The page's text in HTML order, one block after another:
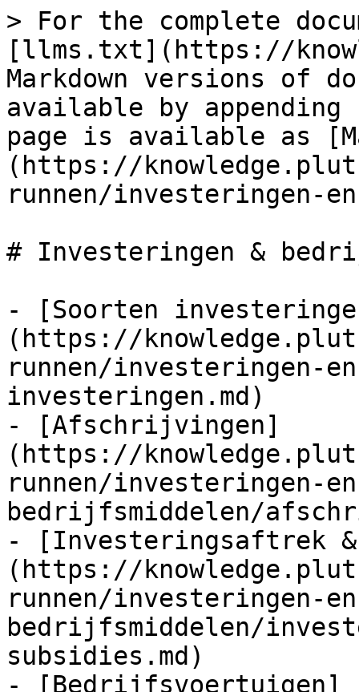
> For the complete
[llms.txt](https://
Markdown versions of
available by
page is available as
(https://
runnen/investeringen-
# Investeringen &
- [Soorten
(https://
runnen/investeringen-
investeringen.md)
- [Afschrijvingen]
(https://
runnen/investeringen-
bedrijfsmiddelen/
- [Investeringsaftrek
(https://
runnen/investeringen-
bedrijfsmiddelen/
subsidies.md)
- [Bedrijfsvoertuigen]